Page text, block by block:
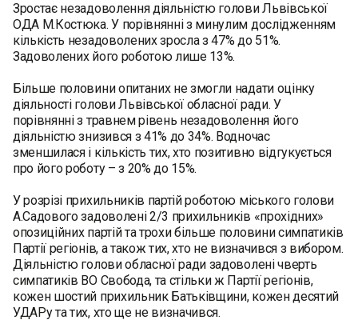
Зростає незадоволення діяльністю голови Львівської
ОДА М.Костюка. У порівнянні з минулим дослідженням
кількість незадоволених зросла з 47% до 51%.
Задоволених його роботою лише 13%.
Більше половини опитаних не змогли надати оцінку
діяльності голови Львівської обласної ради. У
порівнянні з травнем рівень незадоволення його
діяльністю знизився з 41% до 34%. Водночас
зменшилася і кількість тих, хто позитивно відгукується
про його роботу – з 20% до 15%.
У розрізі прихильників партій роботою міського голови
А.Садового задоволені 2/3 прихильників «прохідних»
опозиційних партій та трохи більше половини симпатиків
Партії регіонів, а також тих, хто не визначився з вибором.
Діяльністю голови обласної ради задоволені чверть
симпатиків ВО Свобода, та стільки ж Партії регіонів,
кожен шостий прихильник Батьківщини, кожен десятий
УДАРу та тих, хто ще не визначився.